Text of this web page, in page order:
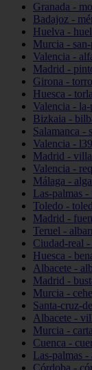
Granada -
Badajoz -
Huelva -
Murcia -
Valencia -
Madrid -
Girona -
Huesca - torla
Valencia -
Bizkaia -
Salamanca -
Valencia -
Madrid -
Valencia -
Málaga -
Las-palmas -
Toledo -
Madrid -
Teruel -
Ciudad-real
Huesca -
Albacete -
Madrid -
Murcia -
Santa-cruz-
Albacete -
Murcia -
Cuenca -
Las-palmas -
Córdoba -